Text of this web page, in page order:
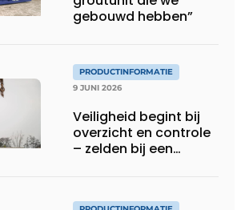
gebouwd hebben”
PRODUCTINFORMATIE
9 JUNI 2026
Veiligheid begint bij
overzicht en controle
– zelden bij een